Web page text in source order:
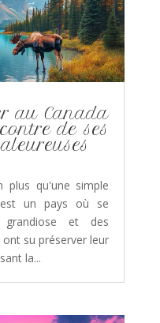
au Canada
de ses
plus qu'une simple
un pays où se
et des
su préserver leur
la...